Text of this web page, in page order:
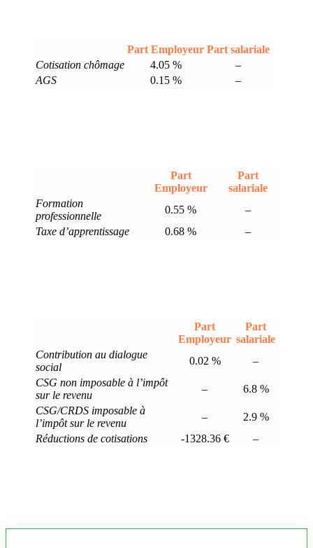
Part Employeur Part salariale
Cotisation chômage
4.05 %
–
AGS
0.15 % –
Part
Employeur
Part
salariale
Formation
professionnelle
0.55 %
–
Taxe d’apprentissage
0.68 % –
Part
Employeur
Part
salariale
Contribution au dialogue
social
0.02 %
–
CSG non imposable à l’impôt
sur le revenu
–
6.8 %
CSG/CRDS imposable à
l’impôt sur le revenu
–
2.9 %
Réductions de cotisations
-1328.36 € –